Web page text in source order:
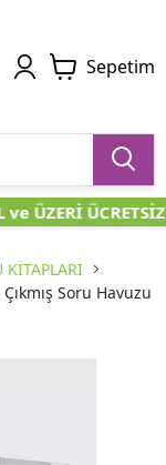
Sepetim
ve ÜZERİ ÜCRETSİZ
KİTAPLARI
Soru Havuzu